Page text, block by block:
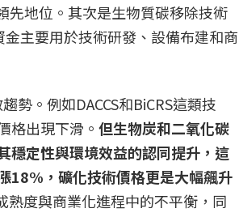
先地位。其次是生物質碳移除技術
金主要用於技術研發、設備布建和商
勢。例如DACCS和BiCRS這類技
格出現下滑。但生物炭和二氧化碳
穩定性與環境效益的認同提升，這
18%，礦化技術價格更是大幅飆升
熟度與商業化進程中的不平衡，同